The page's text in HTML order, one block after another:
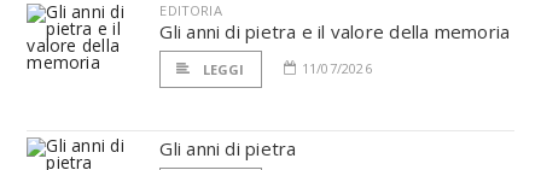
EDITORIA
Gli anni di pietra e il valore della memoria
LEGGI 11/07/2026
Gli anni di pietra